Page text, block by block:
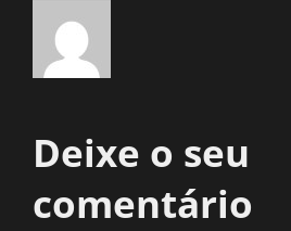
Deixe o seu
comentário